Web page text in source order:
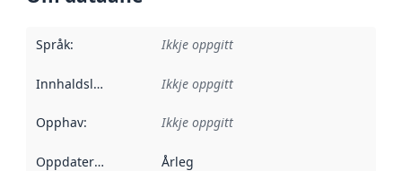
Språk: Ikkje oppgitt
Innhaldsleverandørar :
Ikkje oppgitt
Opphav: Ikkje oppgitt
Oppdateringsfrekvens :
Årleg